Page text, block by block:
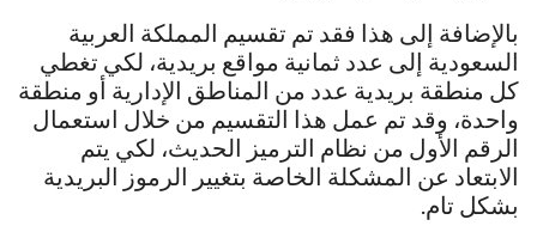
بالإضافة إلى هذا فقد تم تقسيم المملكة العربية
السعودية إلى عدد ثمانية مواقع بريدية، لكي تغطي
كل منطقة بريدية عدد من المناطق الإدارية أو منطقة
واحدة، وقد تم عمل هذا التقسيم من خلال استعمال
الرقم الأول من نظام الترميز الحديث، لكي يتم
الابتعاد عن المشكلة الخاصة بتغيير الرموز البريدية
بشكل تام.